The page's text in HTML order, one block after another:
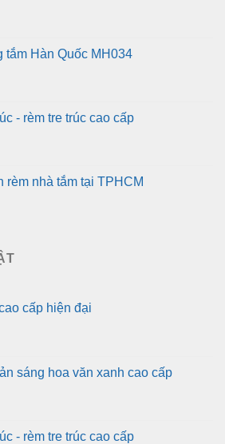
tắm Hàn Quốc MH034
- rèm tre trúc cao cấp
rèm nhà tắm tại TPHCM
cấp hiện đại
sáng hoa văn xanh cao cấp
- rèm tre trúc cao cấp